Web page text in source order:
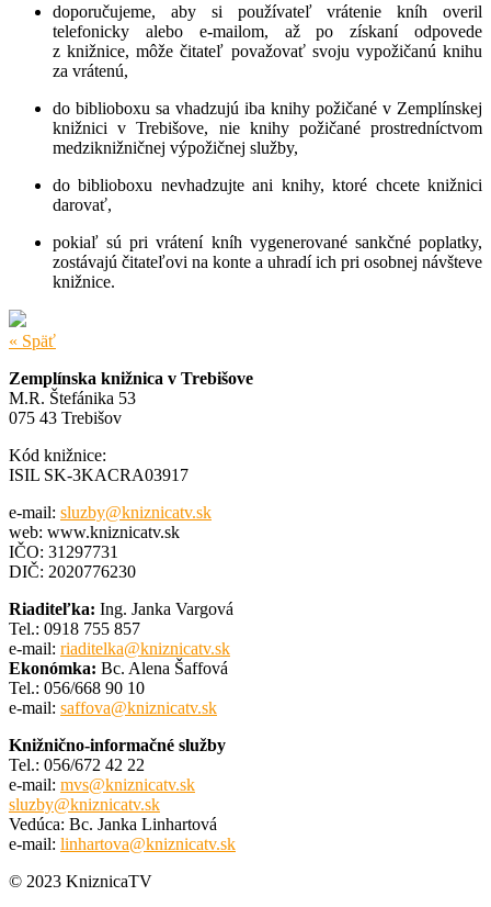
doporučujeme, aby si používateľ vrátenie kníh overil
telefonicky alebo e-mailom, až po získaní odpovede
z knižnice, môže čitateľ považovať svoju vypožičanú knihu
za vrátenú,
do biblioboxu sa vhadzujú iba knihy požičané v Zemplínskej
knižnici v Trebišove, nie knihy požičané prostredníctvom
medziknižničnej výpožičnej služby,
do biblioboxu nevhadzujte ani knihy, ktoré chcete knižnici
darovať,
pokiaľ sú pri vrátení kníh vygenerované sankčné poplatky,
zostávajú čitateľovi na konte a uhradí ich pri osobnej návšteve
knižnice.
« Späť
Zemplínska knižnica v Trebišove
M.R. Štefánika 53
075 43 Trebišov
Kód knižnice:
ISIL SK-3KACRA03917
e-mail: sluzby@kniznicatv.sk
web: www.kniznicatv.sk
IČO: 31297731
DIČ: 2020776230
Riaditeľka: Ing. Janka Vargová
Tel.: 0918 755 857
e-mail: riaditelka@kniznicatv.sk
Ekonómka: Bc. Alena Šaffová
Tel.: 056/668 90 10
e-mail: saffova@kniznicatv.sk
Knižnično-informačné služby
Tel.: 056/672 42 22
e-mail: mvs@kniznicatv.sk
sluzby@kniznicatv.sk
Vedúca: Bc. Janka Linhartová
e-mail: linhartova@kniznicatv.sk
© 2023 KniznicaTV